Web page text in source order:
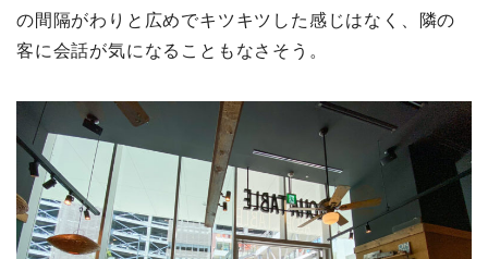
の間隔がわりと広めでキツキツした感じはなく、隣の
客に会話が気になることもなさそう。